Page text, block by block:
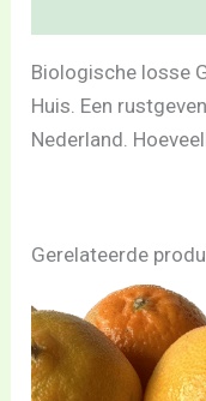
Biologische losse
Huis. Een
Nederland.
Gerelateerde